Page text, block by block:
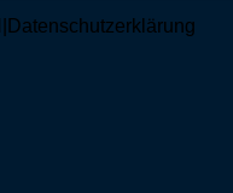
Datenschutzerklärung